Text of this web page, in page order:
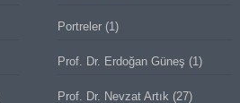
Portreler (1)
Prof. Dr. Erdoğan Güneş (1)
Prof. Dr. Nevzat Artık (27)